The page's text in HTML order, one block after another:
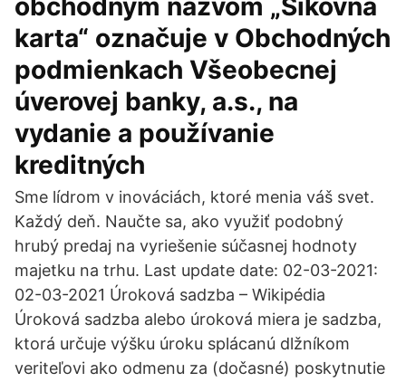
obchodným názvom „Šikovná
karta“ označuje v Obchodných
podmienkach Všeobecnej
úverovej banky, a.s., na
vydanie a používanie
kreditných
Sme lídrom v inováciách, ktoré menia váš svet.
Každý deň. Naučte sa, ako využiť podobný
hrubý predaj na vyriešenie súčasnej hodnoty
majetku na trhu. Last update date: 02-03-2021:
02-03-2021 Úroková sadzba – Wikipédia
Úroková sadzba alebo úroková miera je sadzba,
ktorá určuje výšku úroku splácanú dlžníkom
veriteľovi ako odmenu za (dočasné) poskytnutie